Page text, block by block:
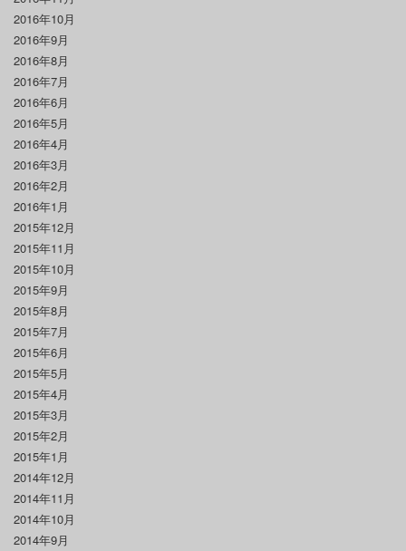
2016年10月
2016年9月
2016年8月
2016年7月
2016年6月
2016年5月
2016年4月
2016年3月
2016年2月
2016年1月
2015年12月
2015年11月
2015年10月
2015年9月
2015年8月
2015年7月
2015年6月
2015年5月
2015年4月
2015年3月
2015年2月
2015年1月
2014年12月
2014年11月
2014年10月
2014年9月